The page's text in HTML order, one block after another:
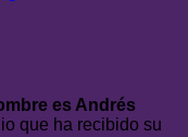
es Andrés
que ha recibido su